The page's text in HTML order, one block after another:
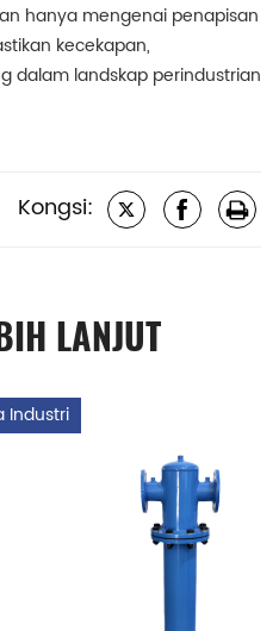
hanya mengenai penapisan
kecekapan,
dalam landskap perindustrian
Kongsi:
LANJUT